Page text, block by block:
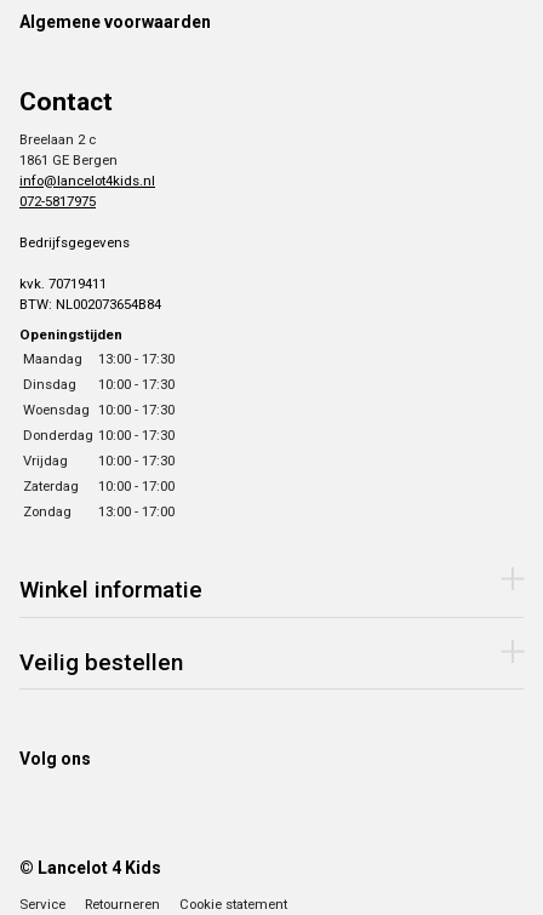
Algemene voorwaarden
Contact
Breelaan 2 c
1861 GE Bergen
info@lancelot4kids.nl
072-5817975
Bedrijfsgegevens
kvk. 70719411
BTW: NL002073654B84
Openingstijden
Maandag
13:00 - 17:30
Dinsdag
10:00 - 17:30
Woensdag 10:00 - 17:30
Donderdag 10:00 - 17:30
Vrijdag
10:00 - 17:30
Zaterdag
10:00 - 17:00
Zondag
13:00 - 17:00
Winkel informatie
Veilig bestellen
Volg ons
© Lancelot 4 Kids
Service Retourneren Cookie statement